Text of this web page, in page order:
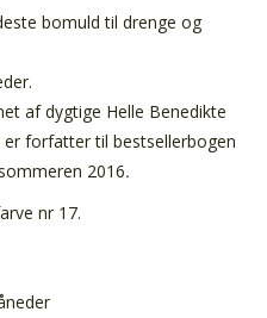
bomuld til drenge og
af dygtige Helle Benedikte
er forfatter til bestsellerbogen
2016.
nr 17.